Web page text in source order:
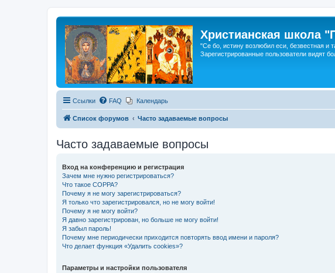
Христианская школа
"Се бо, истину возлюбил еси, безвестная и
Зарегистрированные пользователи видят
Ссылки FAQ Календарь
Список форумов Часто задаваемые вопросы
Часто задаваемые вопросы
Вход на конференцию и регистрация
Зачем мне нужно регистрироваться?
Что такое COPPA?
Почему я не могу зарегистрироваться?
Я только что зарегистрировался, но не могу войти!
Почему я не могу войти?
Я давно зарегистрирован, но больше не могу войти!
Я забыл пароль!
Почему мне периодически приходится повторять ввод имени и пароля?
Что делает функция «Удалить cookies»?
Параметры и настройки пользователя